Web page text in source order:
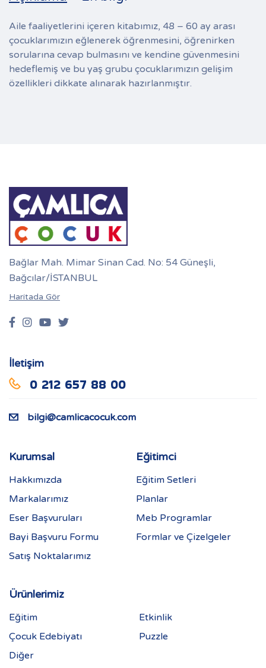
Aile faaliyetlerini içeren kitabımız, 48 – 60 ay arası
çocuklarımızın eğlenerek öğrenmesini, öğrenirken
sorularına cevap bulmasını ve kendine güvenmesini
hedeflemiş ve bu yaş grubu çocuklarımızın gelişim
özellikleri dikkate alınarak hazırlanmıştır.
Bağlar Mah. Mimar Sinan Cad. No: 54 Güneşli,
Bağcılar/İSTANBUL
Haritada Gör
İletişim
0 212 657 88 00
bilgi@camlicacocuk.com
Kurumsal
Hakkımızda
Markalarımız
Eser Başvuruları
Bayi Başvuru Formu
Satış Noktalarımız
Eğitimci
Eğitim Setleri
Planlar
Meb Programlar
Formlar ve Çizelgeler
Ürünlerimiz
Eğitim
Etkinlik
Çocuk Edebiyatı
Puzzle
Diğer